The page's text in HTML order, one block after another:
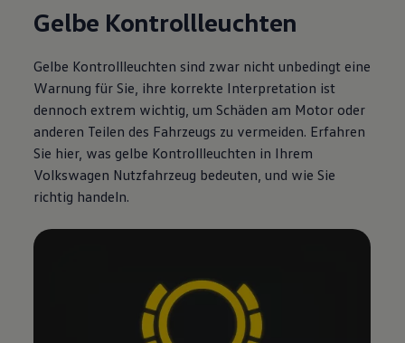
Gelbe Kontrollleuchten
Gelbe Kontrollleuchten sind zwar nicht unbedingt eine
Warnung für Sie, ihre korrekte Interpretation ist
dennoch extrem wichtig, um Schäden am Motor oder
anderen Teilen des Fahrzeugs zu vermeiden. Erfahren
Sie hier, was gelbe Kontrollleuchten in Ihrem
Volkswagen Nutzfahrzeug bedeuten, und wie Sie
richtig handeln.